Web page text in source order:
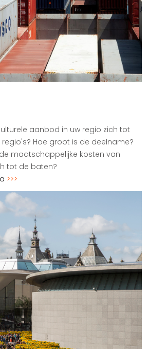
aanbod in uw regio zich tot
Hoe groot is de deelname?
maatschappelijke kosten van
tot de baten?
>>>